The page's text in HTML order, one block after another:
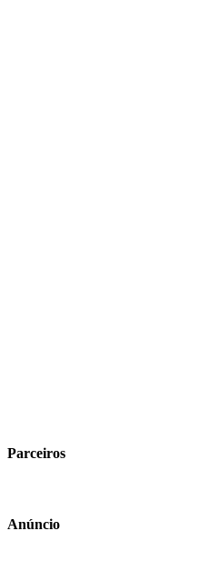
Parceiros
Anúncio